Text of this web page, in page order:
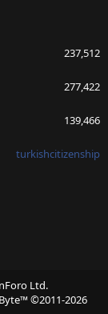
237,512
277,422
139,466
turkishcitizenship
Ltd.
©2011-2026